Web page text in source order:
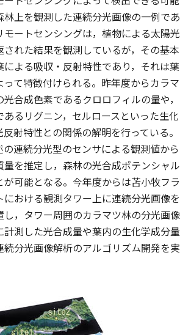
上を観測した連続分光画像の一例であ
モートセンシングは，植物による太陽光
れた結果を観測しているが，その基本
による吸収・反射特性であり，それは葉
て特徴付けられる。昨年度からカラマ
合成色素であるクロロフィルの量や，
るリグニン，セルロースといった生化
射特性との関係の解明を行っている。
の連続分光型のセンサによる観測値から
を推定し，森林の光合成ポテンシャル
可能となる。今年度からは苫小牧フラ
における観測タワー上に連続分光画像を
，タワー周囲のカラマツ林の分光画像
計測した光合成量や葉内の生化学成分量
分光画像解析のアルゴリズム開発を実